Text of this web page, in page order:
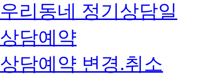
우리동네 정기상담일
상담예약
상담예약 변경.취소